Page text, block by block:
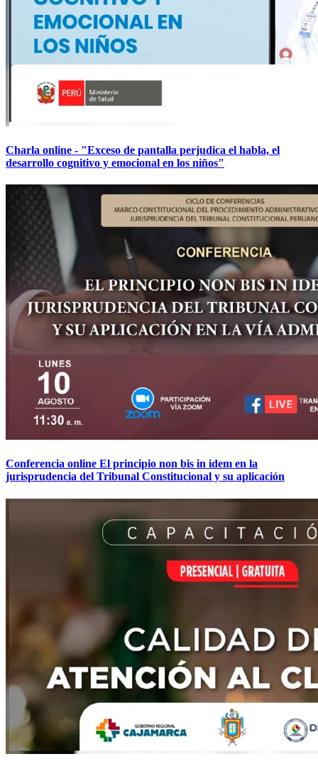
Charla online - "Exceso de pantalla perjudica el habla, el
desarrollo cognitivo y emocional en los niños"
Conferencia online El principio non bis in idem en la
jurisprudencia del Tribunal Constitucional y su aplicación